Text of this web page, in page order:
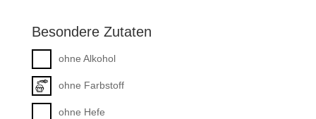
Besondere Zutaten
ohne Alkohol
ohne Farbstoff
ohne Hefe